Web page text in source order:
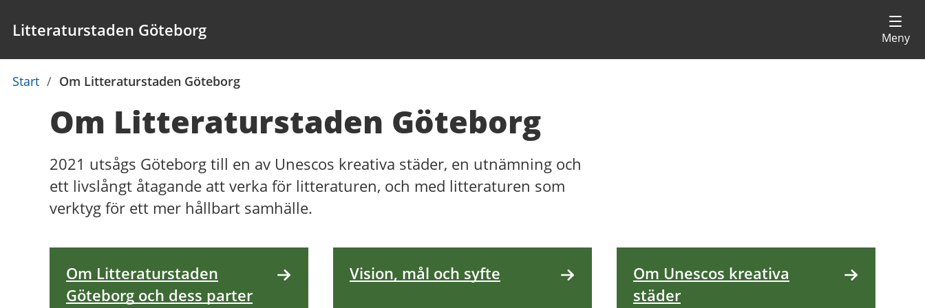
Litteraturstaden Göteborg
Du
Start / Om Litteraturstaden Göteborg
Om Litteraturstaden Göteborg
2021 utsågs Göteborg till en av Unescos kreativa städer, en utnämning och
ett livslångt åtagande att verka för litteraturen, och med litteraturen som
verktyg för ett mer hållbart samhälle.
Om Litteraturstaden
Göteborg och dess parter
Vision, mål och syfte
Om Unescos kreativa
städer